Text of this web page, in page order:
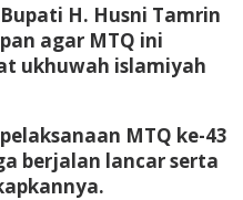
H. Husni Tamrin
agar MTQ ini
ukhuwah islamiyah
MTQ ke-43
berjalan lancar serta